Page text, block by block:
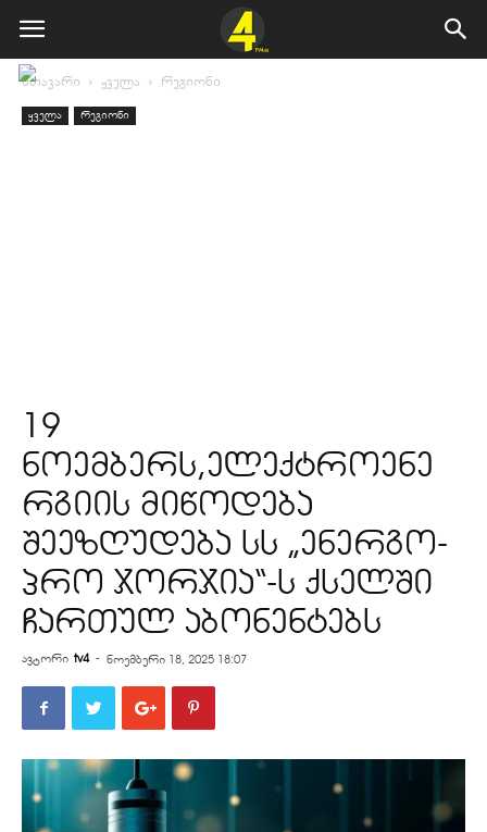
მთავარი ყველა რეგიონი
ყველა რეგიონი
19
ნოემბერს,ელექტროენე
რგიის მიწოდება
შეეზღუდება სს „ენერგო-
პრო ჯორჯია“-ს ქსელში
ჩართულ აბონენტებს
ავტორი tv4 - ნოემბერი 18, 2025 18:07